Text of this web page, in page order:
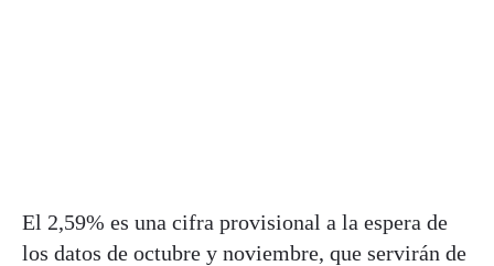
El 2,59% es una cifra provisional a la espera de
los datos de octubre y noviembre, que servirán de